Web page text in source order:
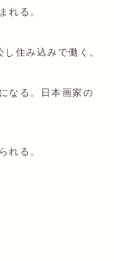
れる。
住み込みで働く。
なる。日本画家の
れる。